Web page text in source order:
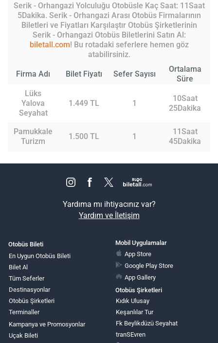
Serik - Orhangazi Yolculuğu Otobüsle Kaç Saat: 11Saat
5Dakika. Serik - Orhangazi Arası Otobüs Firmalarının
Biletleri ve Fiyatları Karşılaştır Otobüs Şirketlerinin
Serik - Orhangazi Otobüs Biletlerini Satın Al:
biletall.com! Bu rotadaki seferlere hemen göz
atabilirsiniz.
Firma Adı Bilet Fiyatı Sefer Sayısı
Ortalama
Süre
Lüks
Yalova
Seyahat
1.449 TL 1
10Saat
25Dakika
Pamukkale
Turizm
1.500 TL 1
11Saat
45Dakika
Yardıma mı ihtiyacınız var?
Yardım ve İletişim
Otobüs Bileti
En Uygun Otobüs Bileti
Bilet Al
Tüm Seferler
Destinasyonlar
Otobüs Şirketleri
Terminaller
Kampanya ve Promosyonlar
Uçak Bileti
Mobil Uygulamalar
App Store
Google Play Store
App Gallery
Otobüs Şirketleri
Kıdık Ulusay
Keşanlılar Tur
Fk Beylikdüzü Seyahat
tranSEvren